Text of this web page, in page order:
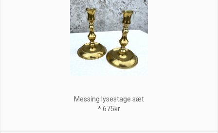
Messing lysestage sæt
* 675kr